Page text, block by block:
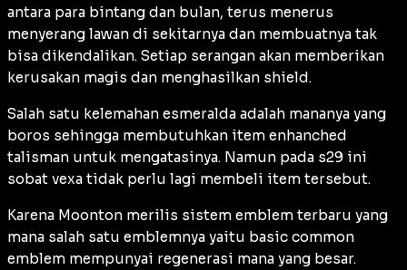
antara para bintang dan bulan, terus menerus
menyerang lawan di sekitarnya dan membuatnya tak
bisa dikendalikan. Setiap serangan akan memberikan
kerusakan magis dan menghasilkan shield.
Salah satu kelemahan esmeralda adalah mananya yang
boros sehingga membutuhkan item enhanched
talisman untuk mengatasinya. Namun pada s29 ini
sobat vexa tidak perlu lagi membeli item tersebut.
Karena Moonton merilis sistem emblem terbaru yang
mana salah satu emblemnya yaitu basic common
emblem mempunyai regenerasi mana yang besar.